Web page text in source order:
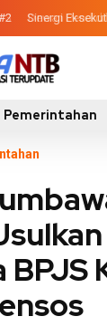
Sinergi
Wabup Ansori
Dewan
305 Siswa SDN
Pemerintahan
BPJS